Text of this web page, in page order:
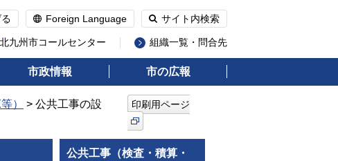
Foreign Language サイト内検索
北九州市コールセンター 組織一覧・問合先
市政情報 市の広報
）
> 公共工事の設
印刷用ページ
公共工事（検査・積算・